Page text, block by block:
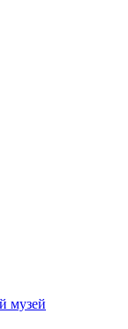
музей